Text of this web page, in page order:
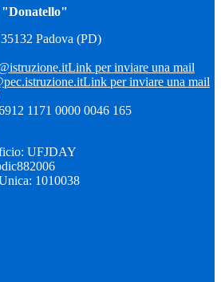
"Donatello"
Padova (PD)
Link per inviare una mail
Link per inviare una mail
1171 0000 0046 165
UFJDAY
1010038